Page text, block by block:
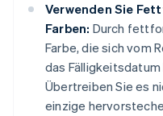
Verwenden Sie
Farben: Durch
Farbe, die sich vom
das
Übertreiben Sie es
einzige